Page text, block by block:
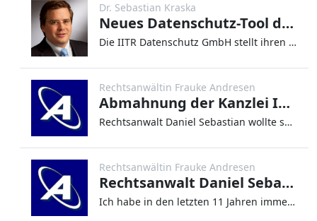
Dr. Sebastian Kraska
Neues Datenschutz-Tool der IITR Datenschutz GmbH
Die IITR Datenschutz GmbH stellt ihren Kunden und Interessenten seit neuestem Datenschutz-Generatoren auf ihrer Webseite
Rechtsanwältin Frauke Andresen
Abmahnung der Kanzlei IPPC Law
Rechtsanwalt Daniel Sebastian wollte seine Abmahntätigkeit offenbar einerseits erweitern und andererseits trennen. Urspr
Rechtsanwältin Frauke Andresen
Rechtsanwalt Daniel Sebastian
Ich habe in den letzten 11 Jahren immer mal wieder Blog-Beiträge zu Rechtsanwalt Daniel Sebastian und angeblichen Urhebe